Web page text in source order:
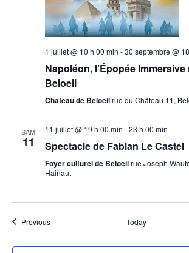
1 juillet @ 10 h 00 min -30 septembre @
Napoléon, l’Épopée
Beloeil
Chateau de Beloeilrue du Château 11,
SAM
11
11 juillet @ 19 h 00 min -23 h 00 min
Spectacle de Fabian Le Castel
Foyer culturel de Beloeilrue Joseph
Hainaut
PreviousEvents Today